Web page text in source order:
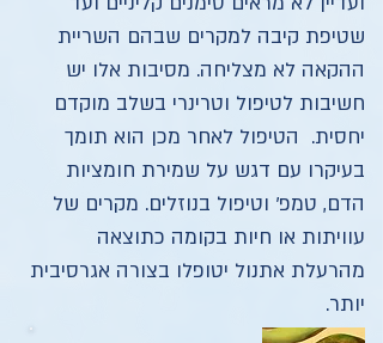
שטיפת קיבה למקרים שבהם השריית
ההקאה לא מצליחה. מסיבות אלו יש
חשיבות לטיפול וטרינרי בשלב מוקדם
יחסית. הטיפול לאחר מכן הוא תומך
בעיקרו עם דגש על שמירת חומציות
הדם, טמפ' וטיפול בנוזלים. מקרים של
עוויתות או חיות בקומה כתוצאה
מהרעלת אתנול יטופלו בצורה אגרסיבית
יותר.